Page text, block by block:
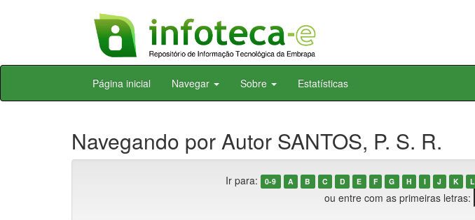
Skip
Página inicial Navegar Sobre Estatísticas
Navegando por Autor SANTOS, P. S. R.
Ir para: 0-9 A B C D E F G H I J K L
ou entre com as primeiras letras: